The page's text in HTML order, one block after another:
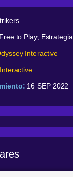
to Play, Estrategia
Interactive
16 SEP 2022